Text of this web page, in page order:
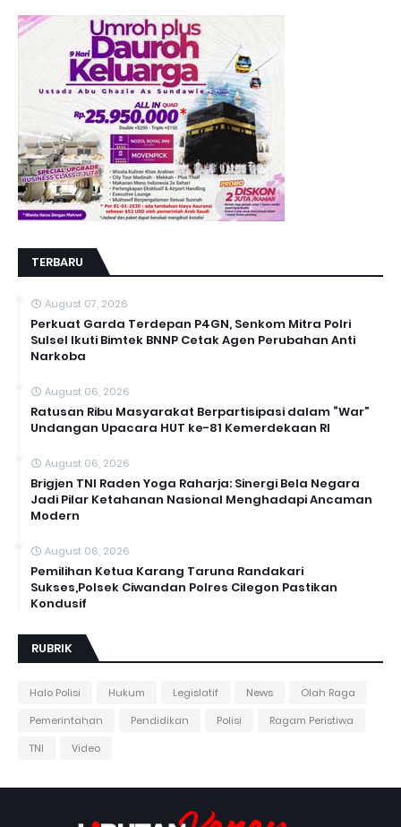
TERBARU
August 07, 2026
Perkuat Garda Terdepan P4GN, Senkom Mitra Polri
Sulsel Ikuti Bimtek BNNP Cetak Agen Perubahan Anti
Narkoba
August 06, 2026
Ratusan Ribu Masyarakat Berpartisipasi dalam “War”
Undangan Upacara HUT ke-81 Kemerdekaan RI
August 06, 2026
Brigjen TNI Raden Yoga Raharja: Sinergi Bela Negara
Jadi Pilar Ketahanan Nasional Menghadapi Ancaman
Modern
August 06, 2026
Pemilihan Ketua Karang Taruna Randakari
Sukses,Polsek Ciwandan Polres Cilegon Pastikan
Kondusif
RUBRIK
Halo Polisi Hukum Legislatif News
Olah Raga
Pemerintahan
Pendidikan Polisi
Ragam Peristiwa
TNI
Video